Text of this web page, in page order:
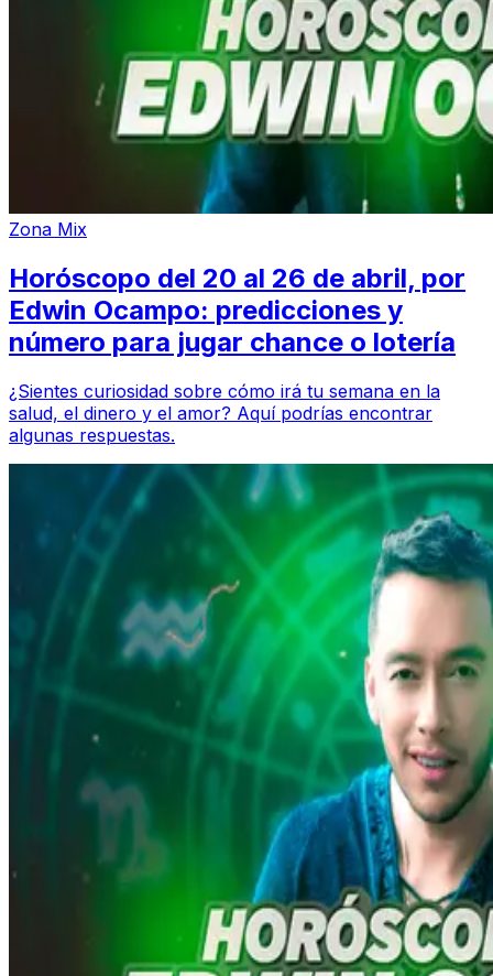
Zona Mix
Horóscopo del 20 al 26 de abril, por
Edwin Ocampo: predicciones y
número para jugar chance o lotería
¿Sientes curiosidad sobre cómo irá tu semana en la
salud, el dinero y el amor? Aquí podrías encontrar
algunas respuestas.